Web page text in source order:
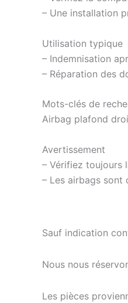
– Une installation
Utilisation typique
– Indemnisation
– Réparation des
Mots-clés de
Airbag plafond
Avertissement
– Vérifiez toujours
– Les airbags sont
Sauf indication
Nous nous
Les pièces